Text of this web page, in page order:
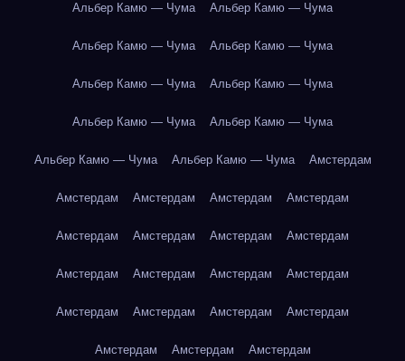
Альбер Камю — Чума Альбер Камю — Чума
Альбер Камю — Чума Альбер Камю — Чума
Альбер Камю — Чума Альбер Камю — Чума
Альбер Камю — Чума Альбер Камю — Чума
Альбер Камю — Чума Альбер Камю — Чума Амстердам
Амстердам Амстердам Амстердам Амстердам
Амстердам Амстердам Амстердам Амстердам
Амстердам Амстердам Амстердам Амстердам
Амстердам Амстердам Амстердам Амстердам
Амстердам Амстердам Амстердам